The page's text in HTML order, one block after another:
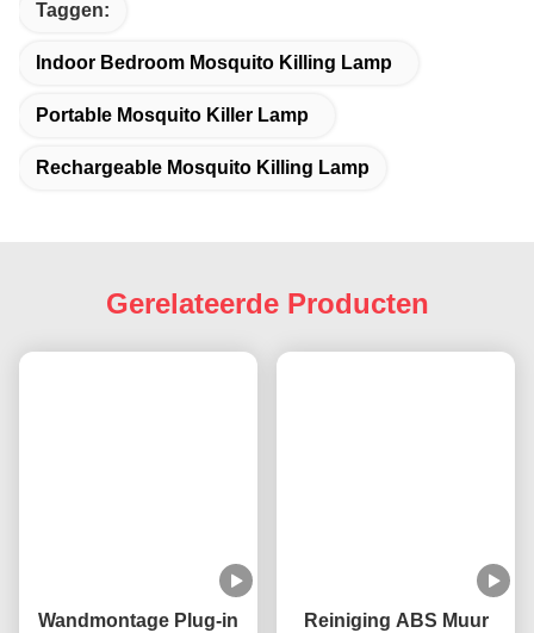
Taggen:
Indoor Bedroom Mosquito Killing Lamp
Portable Mosquito Killer Lamp
Rechargeable Mosquito Killing Lamp
Gerelateerde Producten
Wandmontage Plug-in
Reiniging ABS Muur